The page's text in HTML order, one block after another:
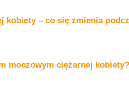
kobiety – co się zmienia
moczowym ciężarnej kobiety?